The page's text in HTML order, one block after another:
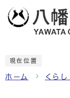
現在位置
ホーム くらし